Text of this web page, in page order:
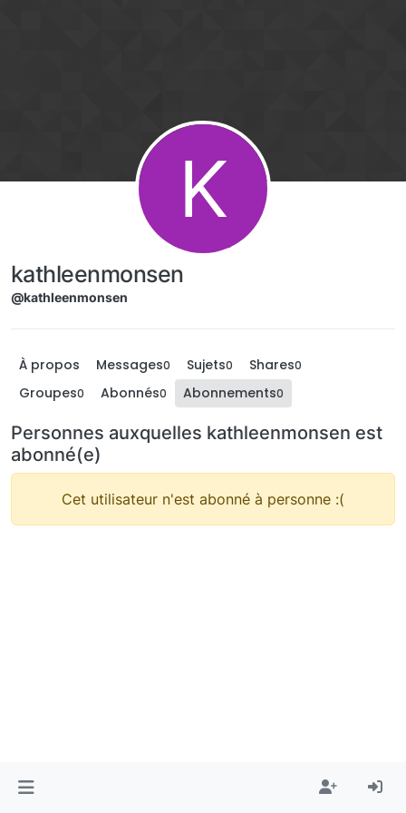
K
kathleenmonsen
@kathleenmonsen
À propos Messages0 Sujets0 Shares0
Groupes0 Abonnés0 Abonnements0
Personnes auxquelles kathleenmonsen est
abonné(e)
Cet utilisateur n'est abonné à personne :(